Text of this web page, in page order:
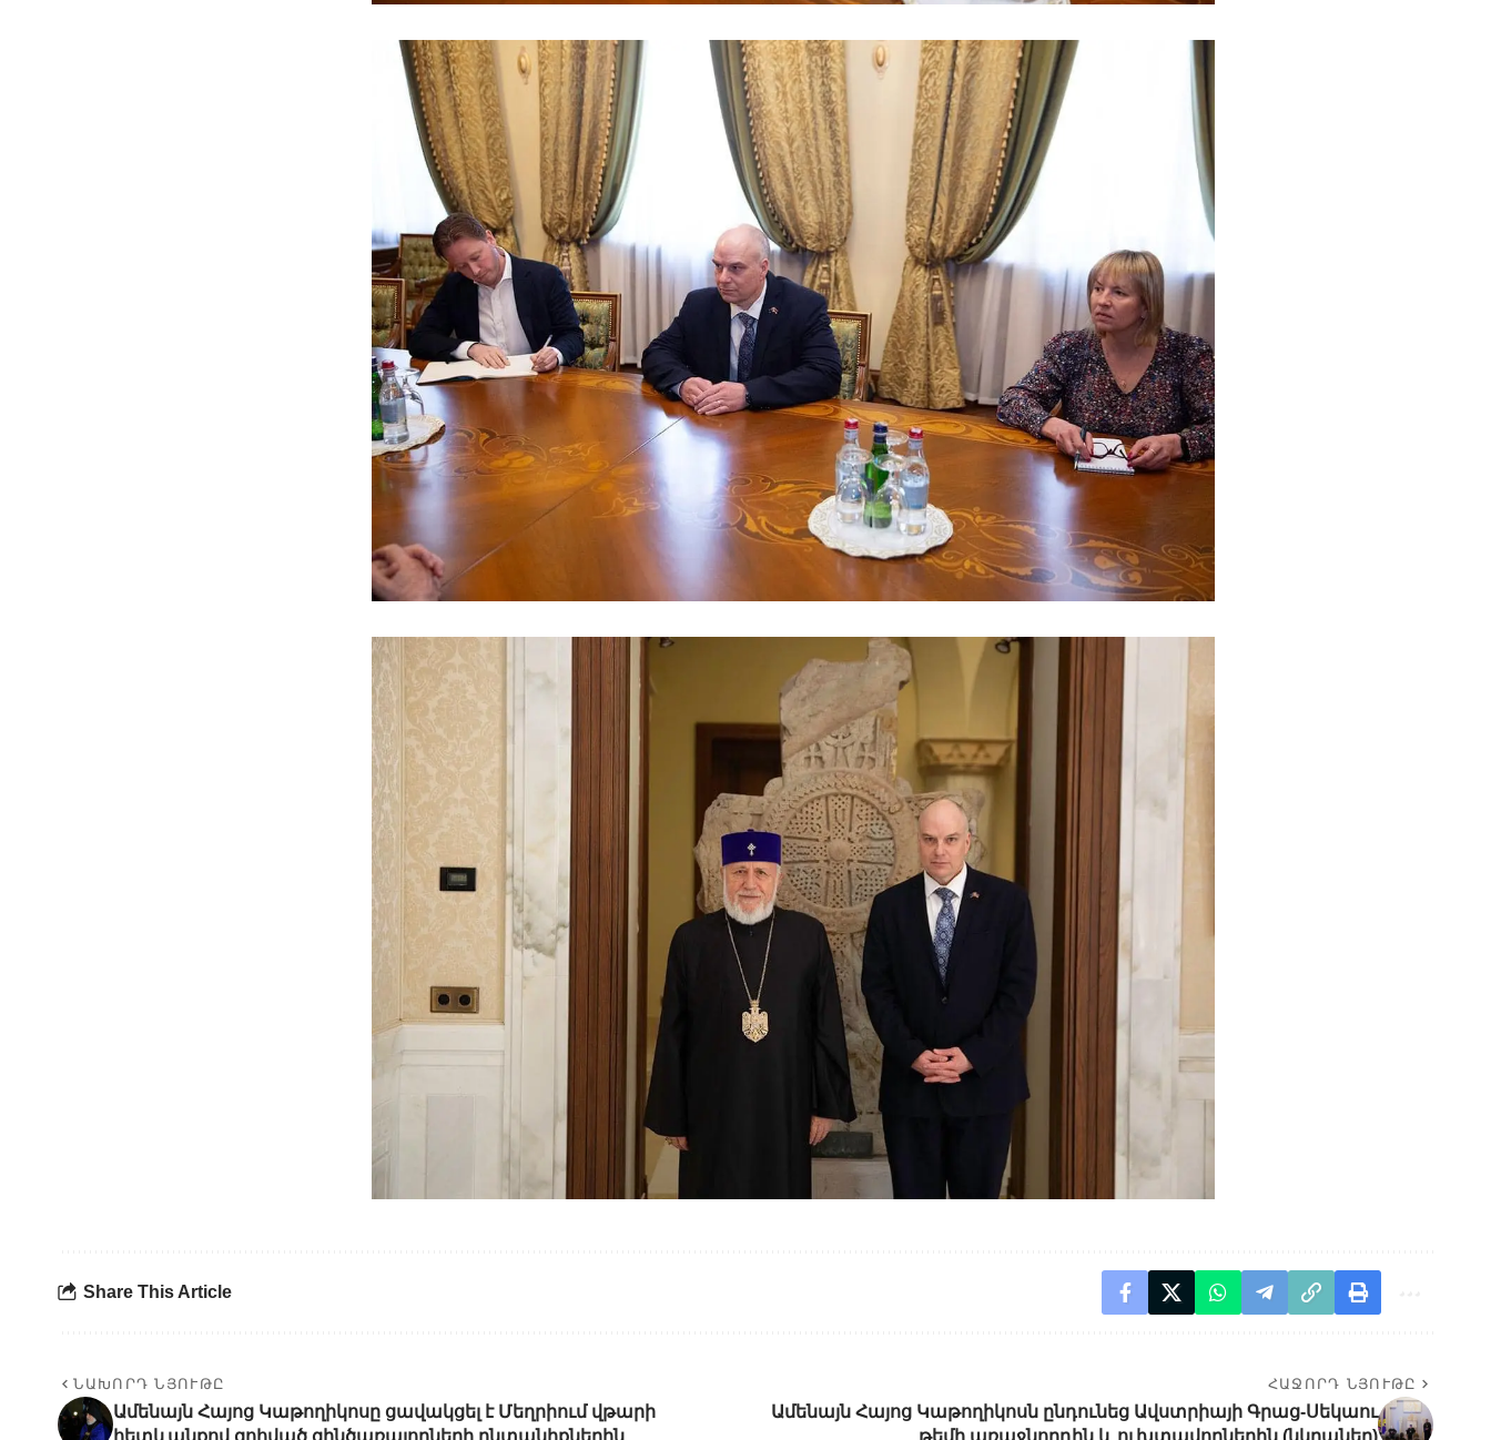
Share This Article
ՆԱԽՈՐԴ ՆՅՈՒԹԸ
Ամենայն Հայոց Կաթողիկոսը ցավակցել է Մեղրիում վթարի
հետևանքով զոհված զինծառայողների ընտանիքներին
ՀԱՋՈՐԴ ՆՅՈՒԹԸ
Ամենայն Հայոց Կաթողիկոսն ընդունեց Ավստրիայի Գրաց-Սեկաու
թեմի առաջնորդին և ուխտավորներին (նկրաներ)